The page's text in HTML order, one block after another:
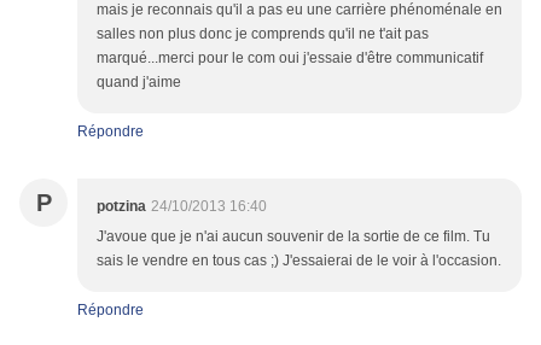
mais je reconnais qu'il a pas eu une carrière phénoménale en
salles non plus donc je comprends qu'il ne t'ait pas
marqué...merci pour le com oui j'essaie d'être communicatif
quand j'aime
Répondre
P potzina 24/10/2013 16:40
J'avoue que je n'ai aucun souvenir de la sortie de ce film. Tu
sais le vendre en tous cas ;) J'essaierai de le voir à l'occasion.
Répondre